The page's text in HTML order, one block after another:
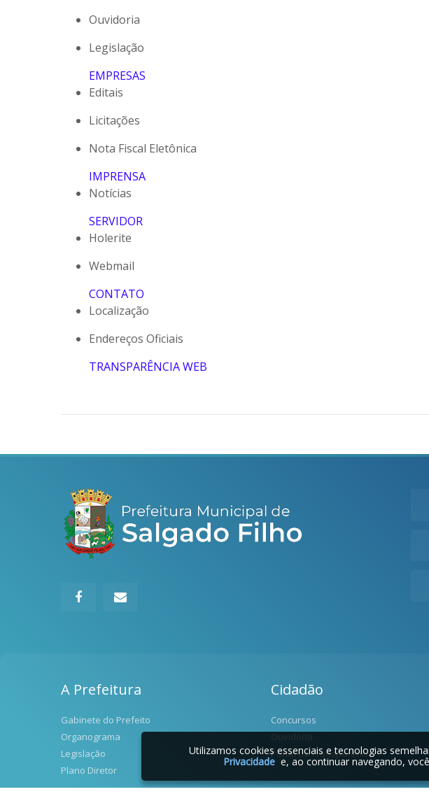
Ouvidoria
Legislação
EMPRESAS
Editais
Licitações
Nota Fiscal Eletônica
IMPRENSA
Notícias
SERVIDOR
Holerite
Webmail
CONTATO
Localização
Endereços Oficiais
TRANSPARÊNCIA WEB
A Prefeitura
Gabinete do Prefeito
Organograma
Legislação
Plano Diretor
Cidadão
Concursos
Ouvidoria
Portal da Transparência
Utilizamos cookies essenciais e tecnologias
Privacidade e, ao continuar navegando,